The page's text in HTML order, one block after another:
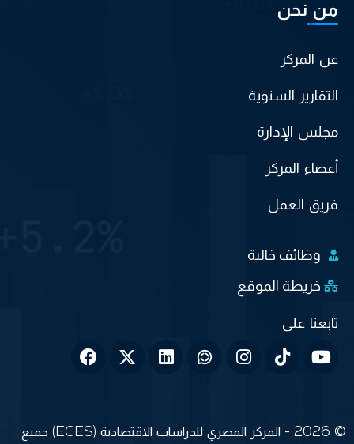
من نحن
عن المركز
التقارير السنوية
مجلس الإدارة
أعضاء المركز
فريق العمل
وظائف خالية
خريطة الموقع
© 2026 - المركز المصري للدراسات الاقتصادية (ECES) جميع